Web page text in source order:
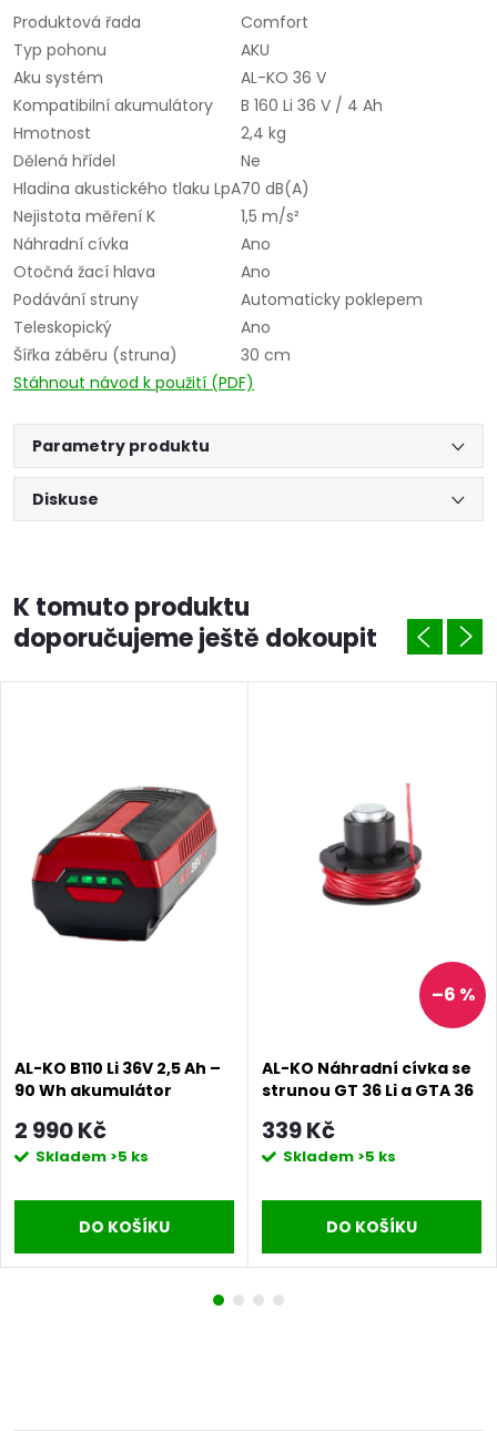
Produktová řada
Comfort
Typ pohonu
AKU
Aku systém
AL-KO 36 V
Kompatibilní akumulátory
B 160 Li 36 V / 4 Ah
Hmotnost
2,4 kg
Dělená hřídel
Ne
Hladina akustického tlaku LpA70 dB(A)
Nejistota měření K
1,5 m/s²
Náhradní cívka
Ano
Otočná žací hlava
Ano
Podávání struny
Automaticky poklepem
Teleskopický
Ano
Šířka záběru (struna)
30 cm
Stáhnout návod k použití (PDF)
Parametry produktu
Diskuse
K tomuto produktu
doporučujeme ještě dokoupit
AL-KO B110 Li 36V 2,5 Ah –
90 Wh akumulátor
2 990 Kč
Skladem >5 ks
DO KOŠÍKU
–6 %
AL-KO Náhradní cívka se
strunou GT 36 Li a GTA 36
ks)
339 Kč
Skladem >5 ks
DO KOŠÍKU